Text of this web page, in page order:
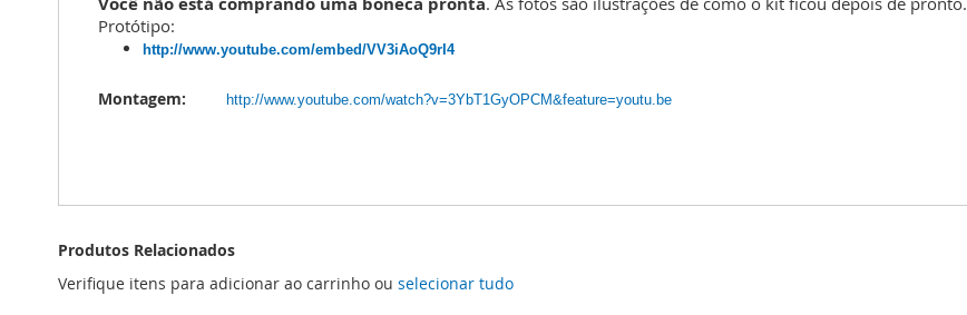
. As fotos são ilustrações de como o kit ficou depois de pronto.
Protótipo:
http://www.youtube.com/embed/VV3iAoQ9rI4
Montagem: http://www.youtube.com/watch?v=3YbT1GyOPCM&feature=youtu.be
Produtos Relacionados
Verifique itens para adicionar ao carrinho ou selecionar tudo